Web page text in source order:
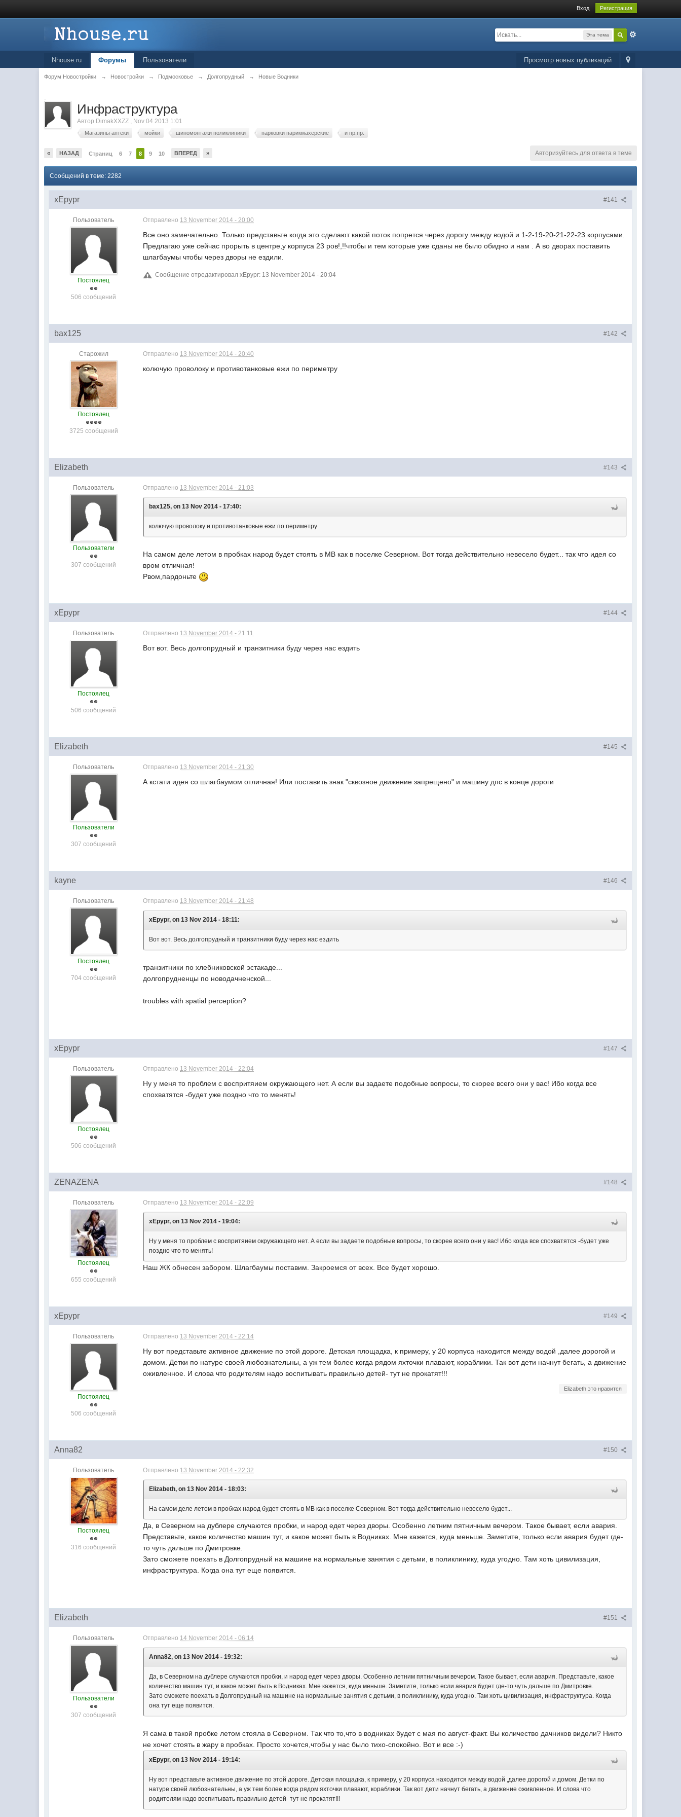
Вход Регистрация
Эта тема
Просмотр новых публикаций
Nhouse.ru Форумы Пользователи
Форум Новостройки → Новостройки → Подмосковье → Долгопрудный → Новые Водники
.
Инфраструктура
Автор DimakXXZZ , Nov 04 2013 1:01
Магазины аптеки мойки шиномонтажи поликлиники парковки парикмахерские и пр.пр.
« НАЗАД Страниц 6 7 8 9 10 ВПЕРЕД » Авторизуйтесь для ответа в теме
Сообщений в теме: 2282
#141
xEpypr
Пользователь
Постоялец
506 сообщений
Отправлено 13 November 2014 - 20:00
Все оно замечательно. Только представьте когда это сделают какой поток попрется через дорогу между водой и 1-2-19-20-21-22-23 корпусами.
Предлагаю уже сейчас прорыть в центре,у корпуса 23 ров!,!!чтобы и тем которые уже сданы не было обидно и нам . А во дворах поставить
шлагбаумы чтобы через дворы не ездили.
Сообщение отредактировал xEpypr: 13 November 2014 - 20:04
#142
bax125
Старожил
Постоялец
3725 сообщений
Отправлено 13 November 2014 - 20:40
колючую проволоку и противотанковые ежи по периметру
#143
Elizabeth
Пользователь
Пользователи
307 сообщений
Отправлено 13 November 2014 - 21:03
bax125, on 13 Nov 2014 - 17:40:
колючую проволоку и противотанковые ежи по периметру
На самом деле летом в пробках народ будет стоять в МВ как в поселке Северном. Вот тогда действительно невесело будет... так что идея со
вром отличная!
Рвом,пардоньте
#144
xEpypr
Пользователь
Постоялец
506 сообщений
Отправлено 13 November 2014 - 21:11
Вот вот. Весь долгопрудный и транзитники буду через нас ездить
#145
Elizabeth
Пользователь
Пользователи
307 сообщений
Отправлено 13 November 2014 - 21:30
А кстати идея со шлагбаумом отличная! Или поставить знак "сквозное движение запрещено" и машину дпс в конце дороги
#146
kayne
Пользователь
Постоялец
704 сообщений
Отправлено 13 November 2014 - 21:48
xEpypr, on 13 Nov 2014 - 18:11:
Вот вот. Весь долгопрудный и транзитники буду через нас ездить
транзитники по хлебниковской эстакаде...
долгопрудненцы по новодачненской...
troubles with spatial perception?
#147
xEpypr
Пользователь
Постоялец
506 сообщений
Отправлено 13 November 2014 - 22:04
Ну у меня то проблем с воспритяием окружающего нет. А если вы задаете подобные вопросы, то скорее всего они у вас! Ибо когда все
спохватятся -будет уже поздно что то менять!
#148
ZENAZENA
Пользователь
Постоялец
655 сообщений
Отправлено 13 November 2014 - 22:09
xEpypr, on 13 Nov 2014 - 19:04:
Ну у меня то проблем с воспритяием окружающего нет. А если вы задаете подобные вопросы, то скорее всего они у вас! Ибо когда все спохватятся -будет уже
поздно что то менять!
Наш ЖК обнесен забором. Шлагбаумы поставим. Закроемся от всех. Все будет хорошо.
#149
xEpypr
Пользователь
Постоялец
506 сообщений
Отправлено 13 November 2014 - 22:14
Ну вот представьте активное движение по этой дороге. Детская площадка, к примеру, у 20 корпуса находится между водой ,далее дорогой и
домом. Детки по натуре своей любознательны, а уж тем более когда рядом яхточки плавают, кораблики. Так вот дети начнут бегать, а движение
оживленное. И слова что родителям надо воспитывать правильно детей- тут не прокатят!!!
Elizabeth это нравится
#150
Anna82
Пользователь
Постоялец
316 сообщений
Отправлено 13 November 2014 - 22:32
Elizabeth, on 13 Nov 2014 - 18:03:
На самом деле летом в пробках народ будет стоять в МВ как в поселке Северном. Вот тогда действительно невесело будет...
Да, в Северном на дублере случаются пробки, и народ едет через дворы. Особенно летним пятничным вечером. Такое бывает, если авария.
Представьте, какое количество машин тут, и какое может быть в Водниках. Мне кажется, куда меньше. Заметите, только если авария будет где-
то чуть дальше по Дмитровке.
Зато сможете поехать в Долгопрудный на машине на нормальные занятия с детьми, в поликлинику, куда угодно. Там хоть цивилизация,
инфраструктура. Когда она тут еще появится.
#151
Elizabeth
Пользователь
Пользователи
307 сообщений
Отправлено 14 November 2014 - 06:14
Anna82, on 13 Nov 2014 - 19:32:
Да, в Северном на дублере случаются пробки, и народ едет через дворы. Особенно летним пятничным вечером. Такое бывает, если авария. Представьте, какое
количество машин тут, и какое может быть в Водниках. Мне кажется, куда меньше. Заметите, только если авария будет где-то чуть дальше по Дмитровке.
Зато сможете поехать в Долгопрудный на машине на нормальные занятия с детьми, в поликлинику, куда угодно. Там хоть цивилизация, инфраструктура. Когда
она тут еще появится.
Я сама в такой пробке летом стояла в Северном. Так что то,что в водниках будет с мая по август-факт. Вы количество дачников видели? Никто
не хочет стоять в жару в пробках. Просто хочется,чтобы у нас было тихо-спокойно. Вот и все :-)
xEpypr, on 13 Nov 2014 - 19:14:
Ну вот представьте активное движение по этой дороге. Детская площадка, к примеру, у 20 корпуса находится между водой ,далее дорогой и домом. Детки по
натуре своей любознательны, а уж тем более когда рядом яхточки плавают, кораблики. Так вот дети начнут бегать, а движение оживленное. И слова что
родителям надо воспитывать правильно детей- тут не прокатят!!!